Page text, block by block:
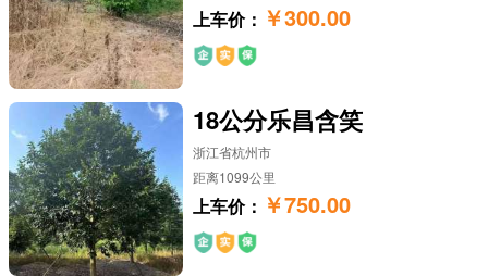
上车价： ￥300.00
18公分乐昌含笑
浙江省杭州市
距离1099公里
上车价： ￥750.00